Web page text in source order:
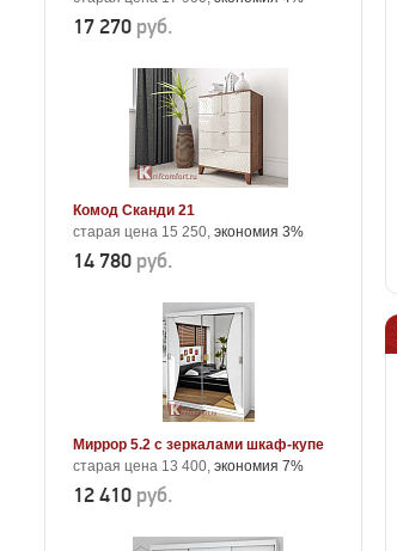
17 270 руб.
Комод Сканди 21
старая цена 15 250, экономия 3%
14 780 руб.
Миррор 5.2 с зеркалами шкаф-купе
старая цена 13 400, экономия 7%
12 410 руб.